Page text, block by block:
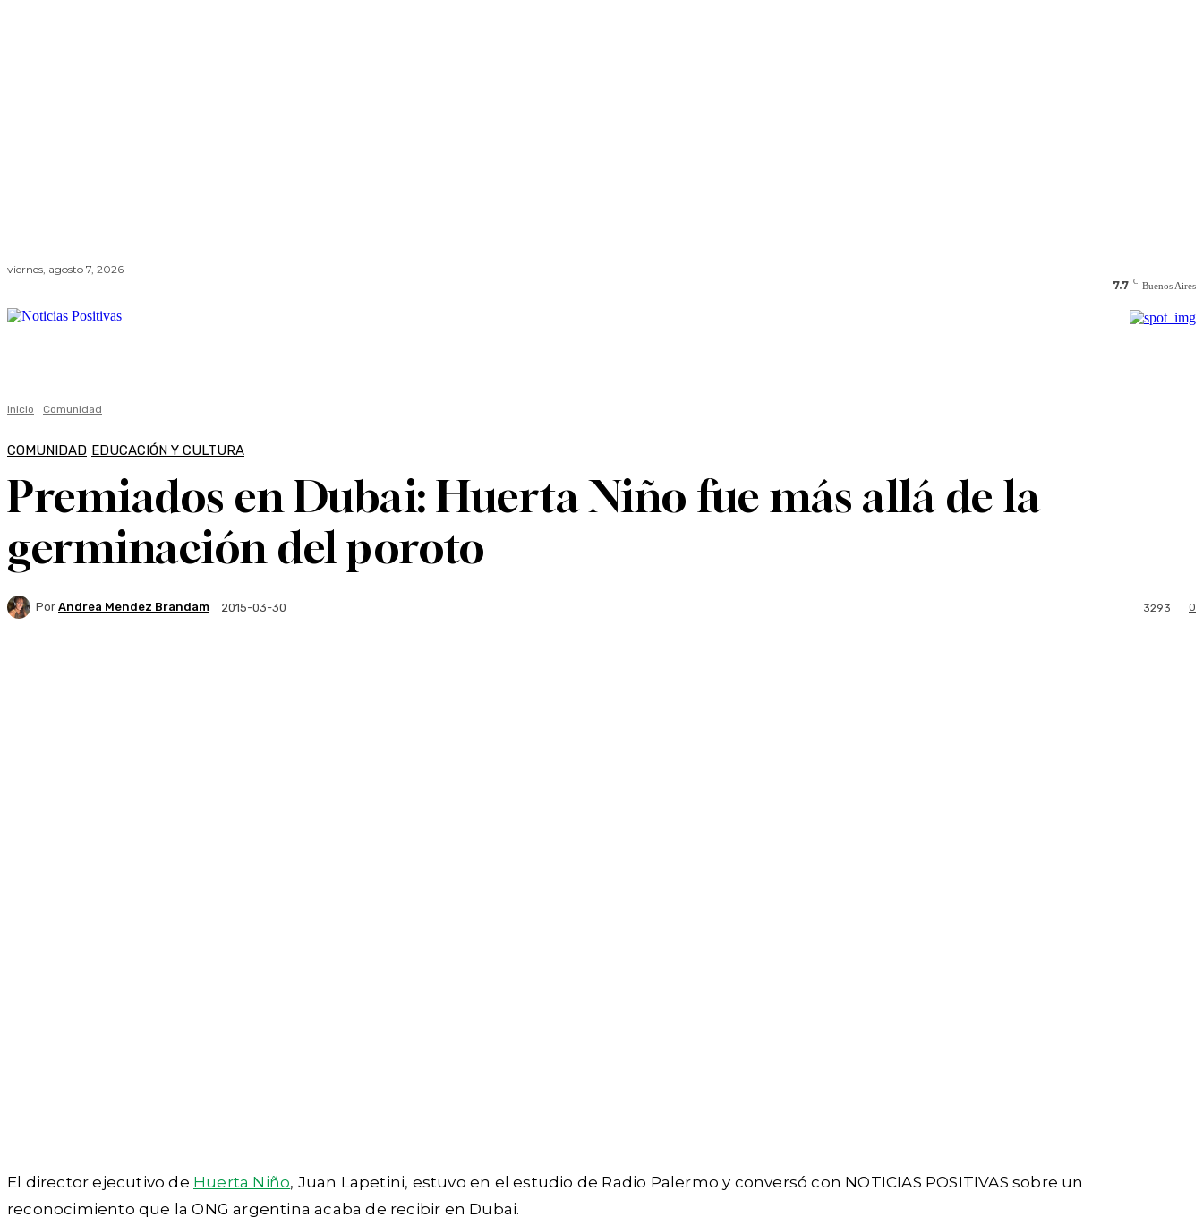
viernes, agosto 7, 2026
7.7 C Buenos Aires
Inicio Comunidad
COMUNIDAD EDUCACIÓN Y CULTURA
Premiados en Dubai: Huerta Niño fue más allá de la
germinación del poroto
Por Andrea Mendez Brandam 2015-03-30 0
3293
El director ejecutivo de Huerta Niño, Juan Lapetini, estuvo en el estudio de Radio Palermo y conversó con NOTICIAS POSITIVAS sobre un
reconocimiento que la ONG argentina acaba de recibir en Dubai.